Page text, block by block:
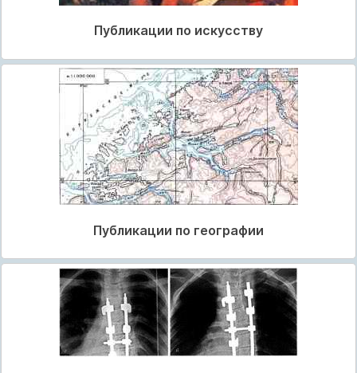
Публикации по искусству
Публикации по географии